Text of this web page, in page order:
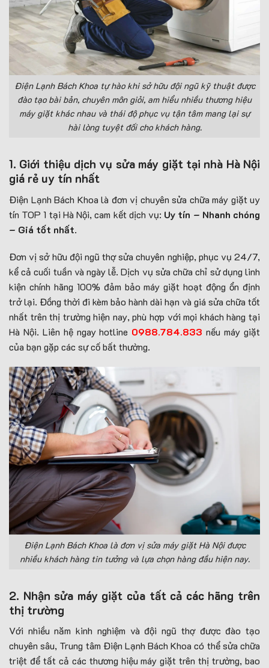
Điện Lạnh Bách Khoa tự hào khi sở hữu đội ngũ kỹ thuật được
đào tạo bài bản, chuyên môn giỏi, am hiểu nhiều thương hiệu
máy giặt khác nhau và thái độ phục vụ tận tâm mang lại sự
hài lòng tuyệt đối cho khách hàng.
1. Giới thiệu dịch vụ sửa máy giặt tại nhà Hà Nội
giá rẻ uy tín nhất
Điện Lạnh Bách Khoa là đơn vị chuyên sửa chữa máy giặt uy
tín TOP 1 tại Hà Nội, cam kết dịch vụ: Uy tín – Nhanh chóng
– Giá tốt nhất.
Đơn vị sở hữu đội ngũ thợ sửa chuyên nghiệp, phục vụ 24/7,
kể cả cuối tuần và ngày lễ. Dịch vụ sửa chữa chỉ sử dụng linh
kiện chính hãng 100% đảm bảo máy giặt hoạt động ổn định
trở lại. Đồng thời đi kèm bảo hành dài hạn và giá sửa chữa tốt
nhất trên thị trường hiện nay, phù hợp với mọi khách hàng tại
Hà Nội. Liên hệ ngay hotline 0988.784.833 nếu máy giặt
của bạn gặp các sự cố bất thường.
Điện Lạnh Bách Khoa là đơn vị sửa máy giặt Hà Nội được
nhiều khách hàng tin tưởng và lựa chọn hàng đầu hiện nay.
2. Nhận sửa máy giặt của tất cả các hãng trên
thị trường
Với nhiều năm kinh nghiệm và đội ngũ thợ được đào tạo
chuyên sâu, Trung tâm Điện Lạnh Bách Khoa có thể sửa chữa
triệt để tất cả các thương hiệu máy giặt trên thị trường, bao